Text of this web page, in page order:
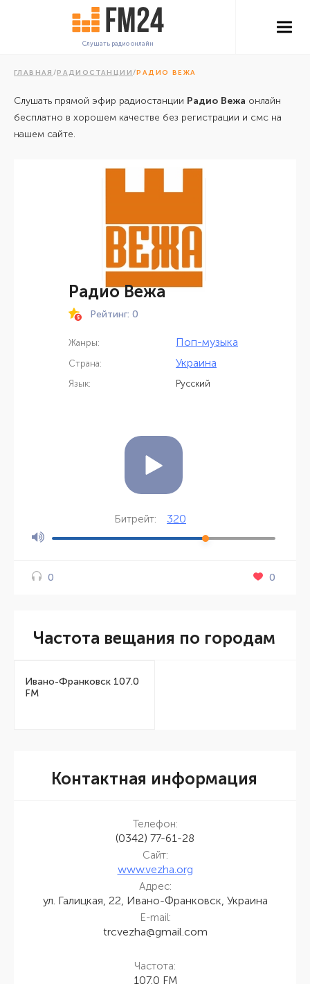
Слушать радио онлайн
ГЛАВНАЯ /РАДИОСТАНЦИИ/РАДИО ВЕЖА
Слушать прямой эфир радиостанции Радио Вежа онлайн
бесплатно в хорошем качестве без регистрации и смс на
нашем сайте.
Радио Вежа
Рейтинг: 0
Жанры: Поп-музыка
Страна: Украина
Язык: Русский
Битрейт: 320
0 0
Частота вещания по городам
Ивано-Франковск 107.0
FM
Контактная информация
Телефон:
(0342) 77-61-28
Сайт:
www.vezha.org
Адрес:
ул. Галицкая, 22, Ивано-Франковск, Украина
E-mail:
trcvezha@gmail.com
Частота:
107.0 FM